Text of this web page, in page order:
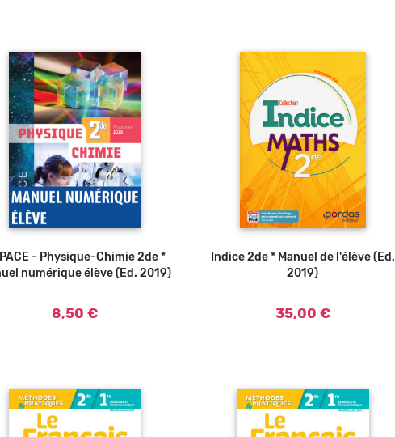
Ajouter au panier
- Physique-Chimie 2de *
numérique élève (Ed. 2019)
8,50 €
Ajouter au panier
Indice 2de * Manuel de l'élève (Ed.
2019)
35,00 €